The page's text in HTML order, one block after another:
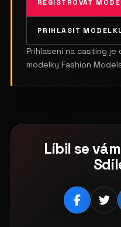
REGISTROVAT
PRIHLASIT
Prihlaseni na casting
modelky Fashion
Líbil se